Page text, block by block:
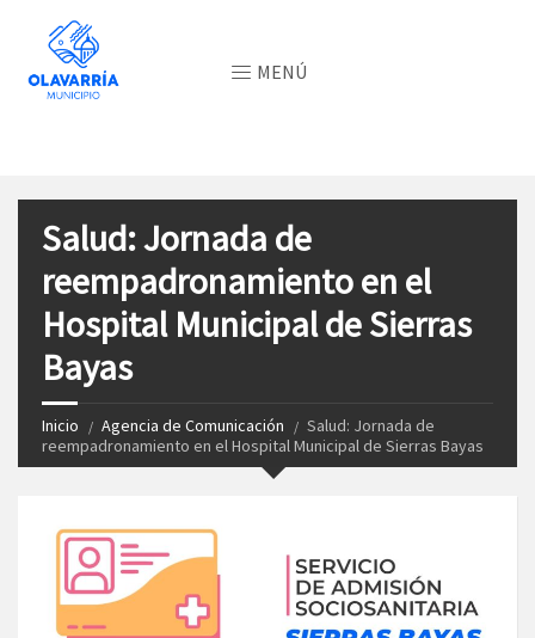
MENÚ
Salud: Jornada de
reempadronamiento en el
Hospital Municipal de Sierras
Bayas
Inicio Agencia de Comunicación
Salud: Jornada de
reempadronamiento en el Hospital Municipal de Sierras Bayas